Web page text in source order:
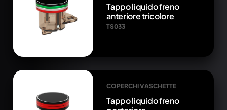
Tappo liquido freno
anteriore tricolore
TS033
COPERCHI VASCHETTE
Tappo liquido freno